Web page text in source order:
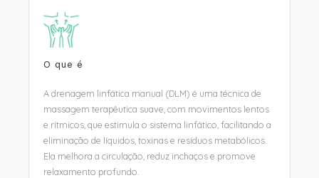
O que é
A drenagem linfática manual (DLM) é uma técnica de
massagem terapêutica suave, com movimentos lentos
e rítmicos, que estimula o sistema linfático, facilitando a
eliminação de líquidos, toxinas e resíduos metabólicos.
Ela melhora a circulação, reduz inchaços e promove
relaxamento profundo.